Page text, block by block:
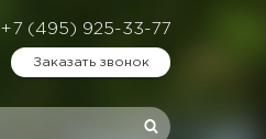
+7 (495) 925-33-77
Заказать звонок